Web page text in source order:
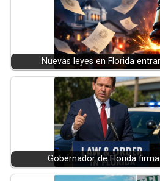
Nuevas leyes en Florida
Gobernador de Florida